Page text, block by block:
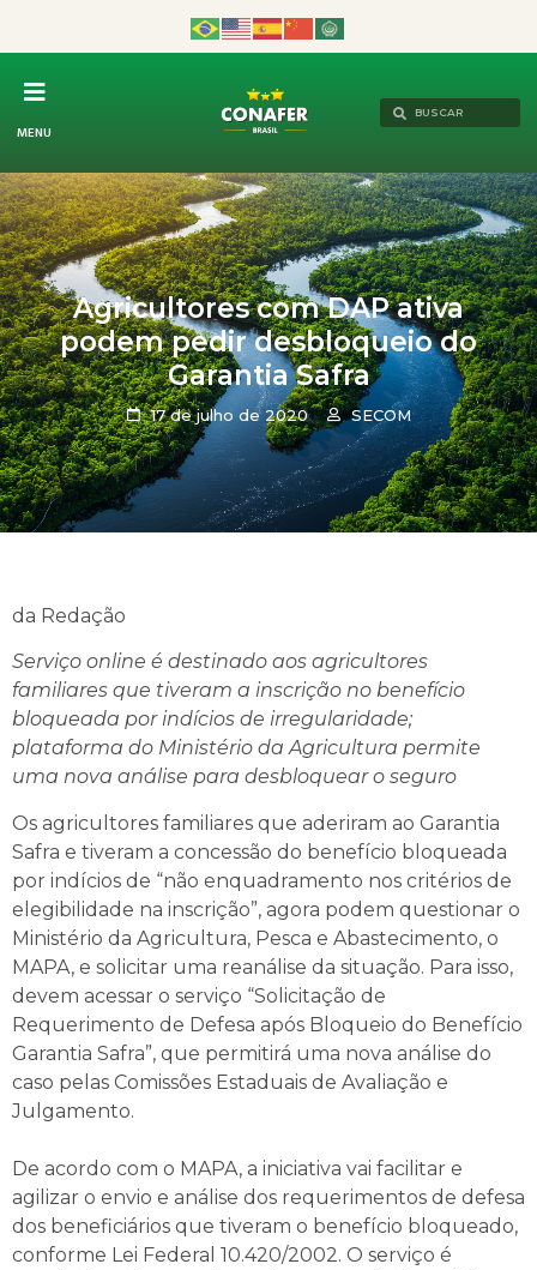
MENU
Agricultores com DAP ativa
podem pedir desbloqueio do
Garantia Safra
17 de julho de 2020 SECOM
da Redação
Serviço online é destinado aos agricultores
familiares que tiveram a inscrição no benefício
bloqueada por indícios de irregularidade;
plataforma do Ministério da Agricultura permite
uma nova análise para desbloquear o seguro
Os agricultores familiares que aderiram ao Garantia
Safra e tiveram a concessão do benefício bloqueada
por indícios de “não enquadramento nos critérios de
elegibilidade na inscrição”, agora podem questionar o
Ministério da Agricultura, Pesca e Abastecimento, o
MAPA, e solicitar uma reanálise da situação. Para isso,
devem acessar o serviço “Solicitação de
Requerimento de Defesa após Bloqueio do Benefício
Garantia Safra”, que permitirá uma nova análise do
caso pelas Comissões Estaduais de Avaliação e
Julgamento.
De acordo com o MAPA, a iniciativa vai facilitar e
agilizar o envio e análise dos requerimentos de defesa
dos beneficiários que tiveram o benefício bloqueado,
conforme Lei Federal 10.420/2002. O serviço é